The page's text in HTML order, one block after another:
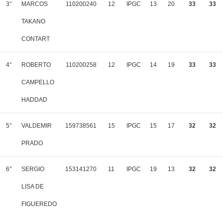
3° MARCOS
TAKANO
CONTART
110200240 12 IPGC 13 20 33 33
4° ROBERTO
CAMPELLO
HADDAD
110200258 12 IPGC 14 19 33 33
5° VALDEMIR
PRADO
159738561 15 IPGC 15 17 32 32
6° SERGIO
LISA DE
FIGUEREDO
153141270 11 IPGC 19 13 32 32